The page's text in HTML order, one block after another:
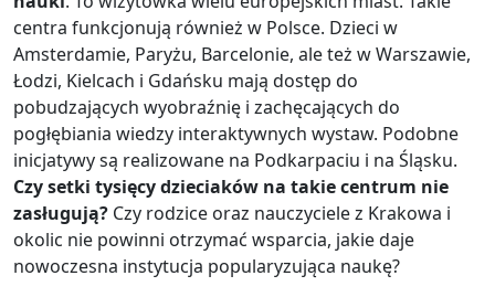
centra funkcjonują również w Polsce. Dzieci w
Amsterdamie, Paryżu, Barcelonie, ale też w Warszawie,
Łodzi, Kielcach i Gdańsku mają dostęp do
pobudzających wyobraźnię i zachęcających do
pogłębiania wiedzy interaktywnych wystaw. Podobne
inicjatywy są realizowane na Podkarpaciu i na Śląsku.
Czy setki tysięcy dzieciaków na takie centrum nie
zasługują? Czy rodzice oraz nauczyciele z Krakowa i
okolic nie powinni otrzymać wsparcia, jakie daje
nowoczesna instytucja popularyzująca naukę?